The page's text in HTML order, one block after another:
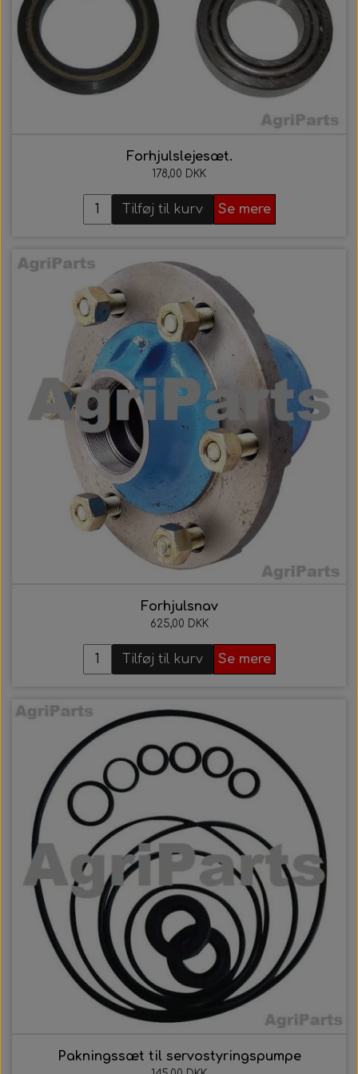
21. AgriColour - IH / Case Serien
22. AgriColour - Kverneland
Forhjulslejesæt.
178,00 DKK
Tilføj til kurv Se mere
Forhjulsnav
625,00 DKK
Tilføj til kurv Se mere
Pakningssæt til servostyringspumpe